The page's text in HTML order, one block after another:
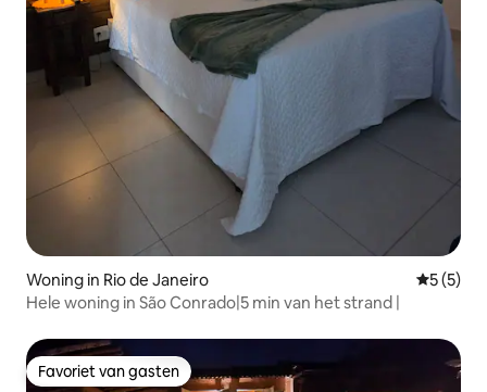
Woning in Rio de Janeiro
5 (5)
Hele woning in São Conrado|5 min van het strand |
Favoriet van gasten
Favoriet van gasten